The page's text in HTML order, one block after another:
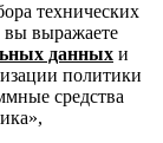
технических
вы выражаете
данных и
политики
средства